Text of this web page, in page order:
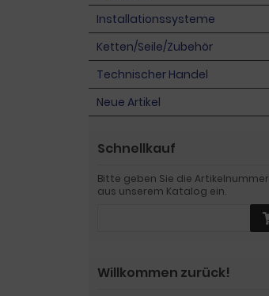
Installationssysteme
Ketten/Seile/Zubehör
Technischer Handel
Neue Artikel
Schnellkauf
Bitte geben Sie die Artikelnummer
aus unserem Katalog ein.
Willkommen zurück!